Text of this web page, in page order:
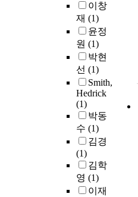
이창
재 (1)
윤정
원 (1)
박현
선 (1)
Smith,
Hedrick
(1)
박동
수 (1)
김경
(1)
김학
영 (1)
이재